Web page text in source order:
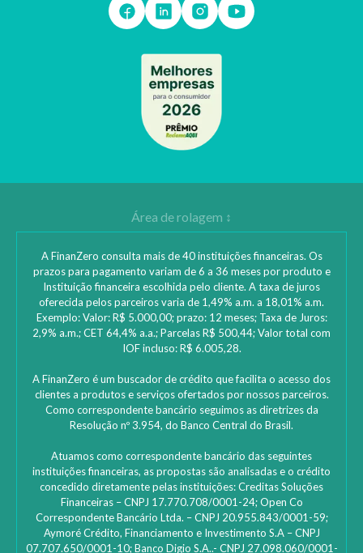
13º do Bolsa Família será pago em 2020?
Governo diz que contas apertadas e Auxílio Emergencial tornam o
4 planos de academia que cabem no seu bolso
Confira os melhores planos! Os serviços Low Cost facilitam a vida e
Continuar lendo >
A FinanZero consulta mais de 40 instituições financeiras. Os
prazos para pagamento variam de 6 a 36 meses por produto e
Instituição financeira escolhida pelo cliente. A taxa de juros
oferecida pelos parceiros varia de 1,49% a.m. a 18,01% a.m.
Exemplo: Valor: R$ 5.000,00; prazo: 12 meses; Taxa de Juros:
2,9% a.m.; CET 64,4% a.a.; Parcelas R$ 500,44; Valor total com
IOF incluso: R$ 6.005,28.
A FinanZero é um buscador de crédito que facilita o acesso dos
clientes a produtos e serviços ofertados por nossos parceiros.
Como correspondente bancário seguimos as diretrizes da
Resolução nº 3.954, do Banco Central do Brasil.
Atuamos como correspondente bancário das seguintes
instituições financeiras, as propostas são analisadas e o crédito
concedido diretamente pelas instituições: ‎Creditas Soluções
Financeiras – CNPJ 17.770.708/0001-24; Open Co
Correspondente Bancário Ltda. – CNPJ 20.955.843/0001-59;
Aymoré Crédito, Financiamento e Investimento S.A – CNPJ
07.707.650/0001-10; Banco Digio S.A..- CNPJ 27.098.060/0001-